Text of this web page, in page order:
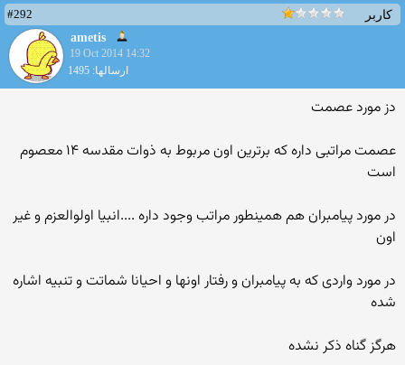
کاربر
#292
ametis
19 Oct 2014 14:32
ارسالها: 1495
دز مورد عصمت
عصمت مراتبی داره که برترین اون مربوط به ذوات مقدسه ۱۴ معصوم
است
در مورد پیامبران هم همینطور مراتب وجود داره ....انبیا اولوالعزم و غیر
اون
در مورد واردی که به پیامبران و رفتار اونها و احیانا شماتت و تنبیه اشاره
شده
هرگز گناه ذکر نشده